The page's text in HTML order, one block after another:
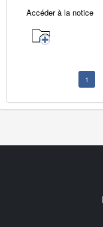
Accéder à la notice
1